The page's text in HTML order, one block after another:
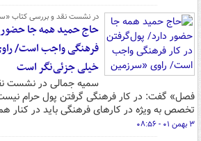
در نشست نقد و بررسی کتاب
حاج حمید همه جا حضور
فرهنگی واجب است/
خیلی جزئی‌نگر است
سمیه جمالی در نشست
فصل» گفت: در کار فرهنگی گرفتن پول حرام
تخصص به ویژه در کارهای فرهنگی باید در کنار هم
۳ بهمن ۰۱ - ۰۸:۵۶